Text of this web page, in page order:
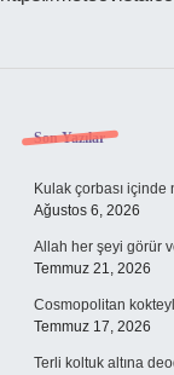
Sidebar
Son Yazılar
Kulak çorbası içinde
Ağustos 6, 2026
Allah her şeyi görür
Temmuz 21, 2026
Cosmopolitan kokteyl
Temmuz 17, 2026
Terli koltuk altına